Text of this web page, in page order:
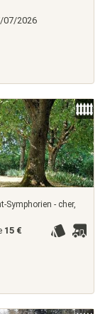
07/2026
Symphorien - cher,
15 €